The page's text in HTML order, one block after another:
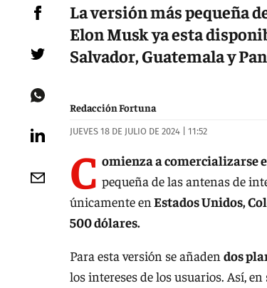
La versión más pequeña
Elon Musk ya esta
Salvador, Guatemala y
Redacción Fortuna
JUEVES 18 DE JULIO DE 2024 | 11:52
C omienza a comercializarse
pequeña de las antenas de
únicamente en Estados Unidos,
500 dólares.
Para esta versión se añaden dos
los intereses de los usuarios. Así, en